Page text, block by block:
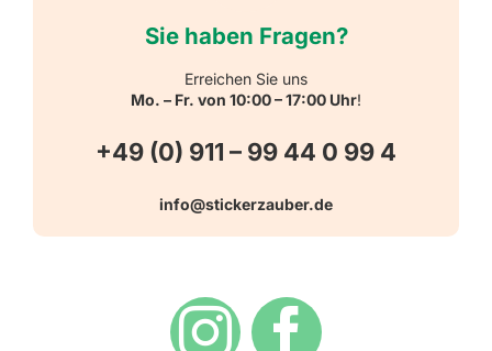
Warn-, Gebots-, Verbots- und
Hinweisaufkleber
Versandarten
Sie haben Fragen?
Erreichen Sie uns
Mo. – Fr. von 10:00 – 17:00 Uhr!
+49 (0) 911 – 99 44 0 99 4
info@stickerzauber.de